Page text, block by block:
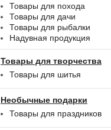
Товары для похода
Товары для дачи
Товары для рыбалки
Надувная продукция
Товары для творчества
Товары для шитья
Необычные подарки
Товары для праздников